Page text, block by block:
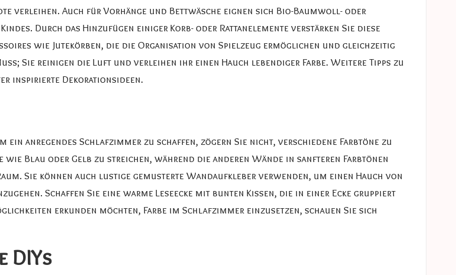
verleihen. Auch für Vorhänge und Bettwäsche eignen sich Bio-Baumwoll- oder
Durch das Hinzufügen einiger Korb- oder Rattanelemente verstärken Sie diese
wie Jutekörben, die die Organisation von Spielzeug ermöglichen und gleichzeitig
Sie reinigen die Luft und verleihen ihr einen Hauch lebendiger Farbe. Weitere Tipps zu
inspirierte Dekorationsideen.
anregendes Schlafzimmer zu schaffen, zögern Sie nicht, verschiedene Farbtöne zu
wie Blau oder Gelb zu streichen, während die anderen Wände in sanfteren Farbtönen
Sie können auch lustige gemusterte Wandaufkleber verwenden, um einen Hauch von
Schaffen Sie eine warme Leseecke mit bunten Kissen, die in einer Ecke gruppiert
erkunden möchten, Farbe im Schlafzimmer einzusetzen, schauen Sie sich
DIYs